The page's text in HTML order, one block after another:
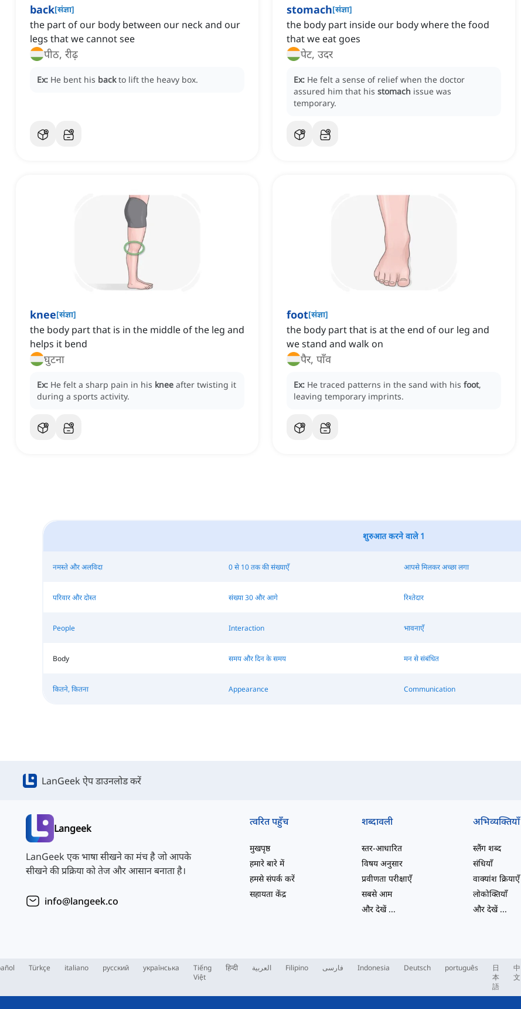
back[संज्ञा]
the part of our body between our neck and our
legs that we cannot see
पीठ, रीढ़
Ex: He bent his back to lift the heavy box.
stomach[संज्ञा]
the body part inside our body where the food
that we eat goes
पेट, उदर
Ex: He felt a sense of relief when the doctor
assured him that his stomach issue was
temporary.
knee[संज्ञा]
the body part that is in the middle of the leg and
helps it bend
घुटना
Ex: He felt a sharp pain in his knee after twisting it
during a sports activity.
foot[संज्ञा]
the body part that is at the end of our leg and
we stand and walk on
पैर, पाँव
Ex: He traced patterns in the sand with his foot,
leaving temporary imprints.
शुरुआत करने वाले 1
नमस्ते और अलविदा 0 से 10 तक की संख्याएँ आपसे मिलकर अच्छा लगा
परिवार और दोस्त संख्या 30 और आगे रिश्तेदार
People Interaction भावनाएँ
Body समय और दिन के समय मन से संबंधित
कितने, कितना Appearance Communication
LanGeek ऐप डाउनलोड करें
Langeek
LanGeek एक भाषा सीखने का मंच है जो आपके
सीखने की प्रक्रिया को तेज और आसान बनाता है।
info@langeek.co
त्वरित पहुँच
मुखपृष्ठ
हमारे बारे में
हमसे संपर्क करें
सहायता केंद्र
शब्दावली
स्तर-आधारित
विषय अनुसार
प्रवीणता परीक्षाएँ
सबसे आम
और देखें...
अभिव्यक्तियाँ
स्लैंग शब्द
संधियाँ
वाक्यांश क्रियाएँ
लोकोक्तियाँ
और देखें...
Türkçe italiano русский українська
Tiếng
Việt
हिन्दी العربية Filipino فارسی Indonesia Deutsch português
日
本
語
中
文